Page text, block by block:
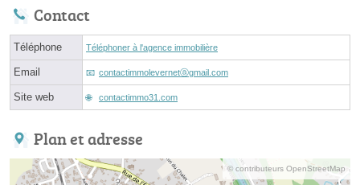
Contact
Téléphone Téléphoner à l'agence immobilière
Email contactimmolevernetⓐgmail.com
Site web contactimmo31.com
Plan et adresse
© contributeurs OpenStreetMap